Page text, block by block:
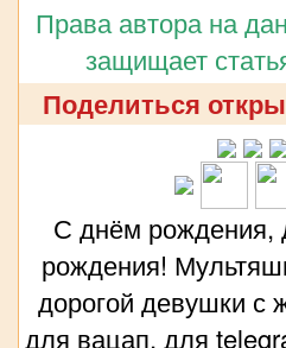
Права автора на
защищает
Поделиться
С днём рождения,
рождения!
дорогой девушки с
для вацап, для